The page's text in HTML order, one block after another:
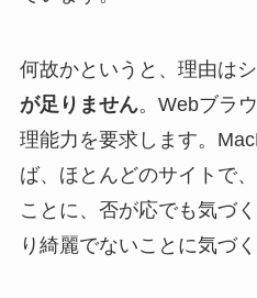
何故かというと、理由はシ
が足りません。Webブラ
理能力を要求します。
ば、ほとんどのサイトで
ことに、否が応でも気づ
り綺麗でないことに気づく